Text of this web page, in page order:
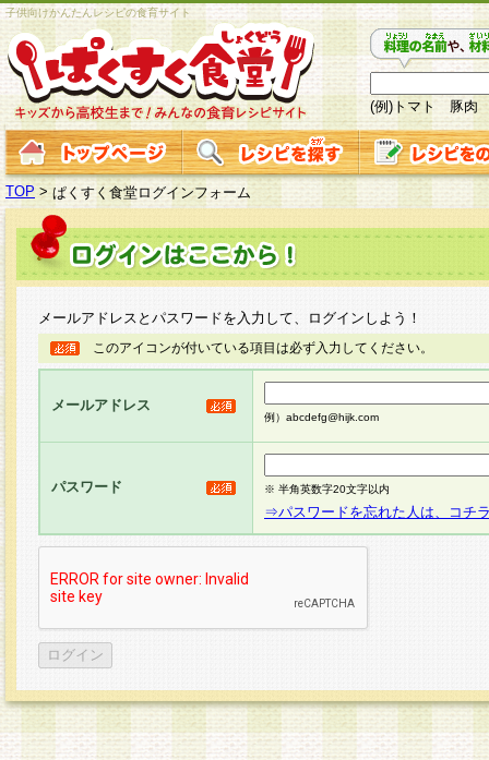
子供向けかんたんレシピの食育サイト
(例)トマト 豚肉
TOP > ぱくすく食堂ログインフォーム
メールアドレスとパスワードを入力して、ログインしよう！
このアイコンが付いている項目は必ず入力してください。
メールアドレス
例）abcdefg@hijk.com
パスワード ※ 半角英数字20文字以内
⇒パスワードを忘れた人は、コチ